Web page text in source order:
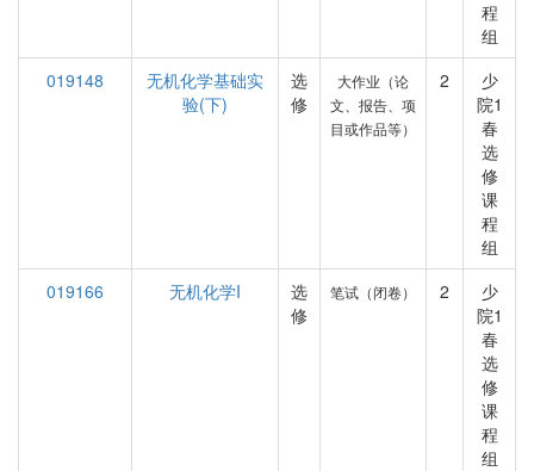
程
组
019148
无机化学基础实
验(下)
选
修
大作业（论
文、报告、项
目或作品等）
2
少
院1
春
选
修
课
程
组
019166
无机化学I
选
修
笔试（闭卷） 2
少
院1
春
选
修
课
程
组